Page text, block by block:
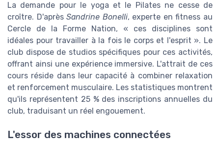
La demande pour le yoga et le Pilates ne cesse de
croître. D'aprèsSandrine Bonelli, experte en fitness au
Cercle de la Forme Nation, « ces disciplines sont
idéales pour travailler à la fois le corps et l'esprit ». Le
club dispose de studios spécifiques pour ces activités,
offrant ainsi une expérience immersive. L'attrait de ces
cours réside dans leur capacité à combiner relaxation
et renforcement musculaire. Les statistiques montrent
qu'ils représentent 25 % des inscriptions annuelles du
club, traduisant un réel engouement.
L'essor des machines connectées